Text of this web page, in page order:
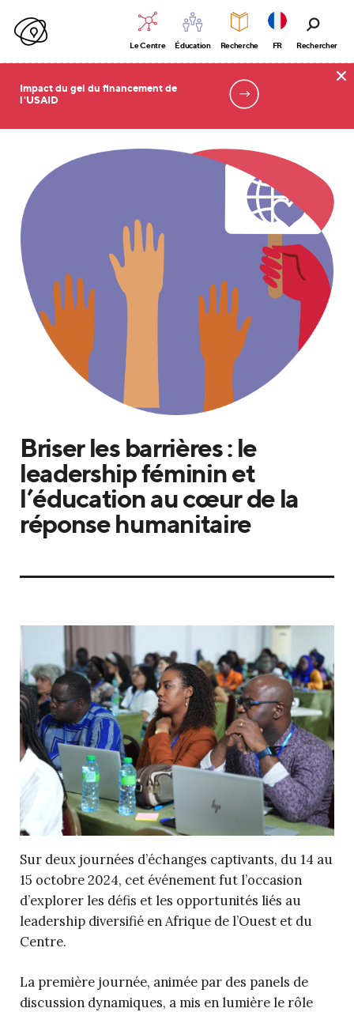
Le Centre Éducation Recherche FR Rechercher
Impact du gel du financement de
l'USAIDAccueil
Briser les barrières : le
leadership féminin et
l’éducation au cœur de la
réponse humanitaire
Sur deux journées d’échanges captivants, du 14 au
15 octobre 2024, cet événement fut l’occasion
d’explorer les défis et les opportunités liés au
leadership diversifié en Afrique de l’Ouest et du
Centre.
La première journée, animée par des panels de
discussion dynamiques, a mis en lumière le rôle